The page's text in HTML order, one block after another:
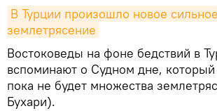
В Турции произошло новое сильное
землетрясение
Востоковеды на фоне бедствий в
вспоминают о Судном дне, который
пока не будет множества
Бухари).